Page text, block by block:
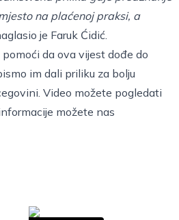
na plaćenoj praksi, a
je Faruk Ćidić.
da ova vijest dođe do
im dali priliku za bolju
Video možete pogledati
možete nas